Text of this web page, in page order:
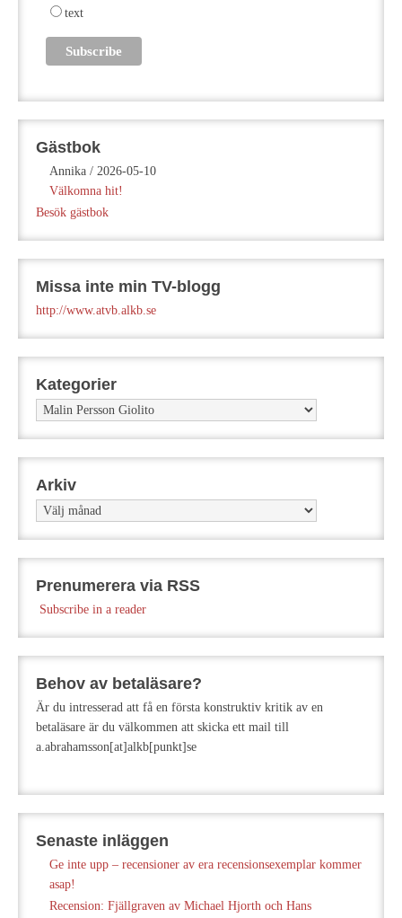
text
Gästbok
Annika / 2026-05-10
Välkomna hit!
Besök gästbok
Missa inte min TV-blogg
http://www.atvb.alkb.se
Kategorier
Kategorier
Arkiv
Arkiv
Prenumerera via RSS
Subscribe in a reader
Behov av betaläsare?
Är du intresserad att få en första konstruktiv kritik av en
betaläsare är du välkommen att skicka ett mail till
a.abrahamsson[at]alkb[punkt]se
Senaste inläggen
Ge inte upp – recensioner av era recensionsexemplar kommer
asap!
Recension: Fjällgraven av Michael Hjorth och Hans